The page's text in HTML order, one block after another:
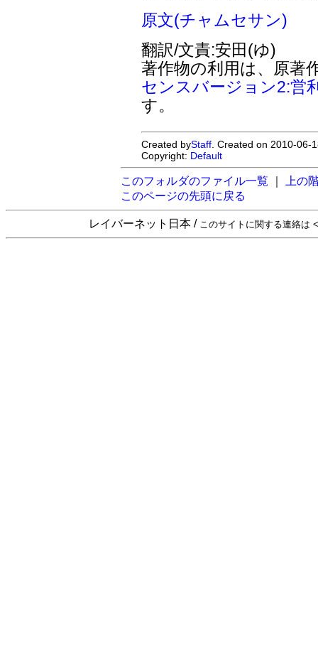
原文(チャムセサン)
翻訳/文責:安田(ゆ)
著作物の利用は、原著
センスバージョン2:営
す。
Created byStaff . Created on 2010-
Copyright: Default
このフォルダのファイル一覧
上の
このページの先頭に戻る
レイバーネット日本 / このサイトに関する連絡は